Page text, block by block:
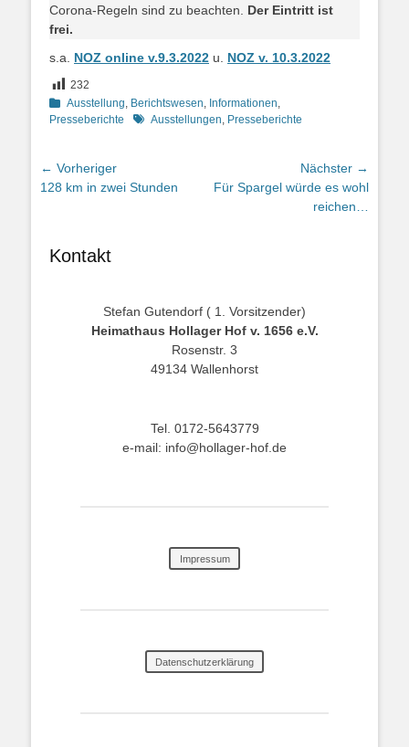
Corona-Regeln sind zu beachten. Der Eintritt ist
frei.
s.a. NOZ online v.9.3.2022 u. NOZ v. 10.3.2022
232
Kategorien
Ausstellung, Berichtswesen, Informationen,
Presseberichte
Schlagworte
Ausstellungen, Presseberichte
Beitragsnavigation
← Vorheriger
Vorheriger
128 km in zwei Stunden
Nächster →
Nächster
Für Spargel würde es wohl
reichen…
Kontakt
Stefan Gutendorf ( 1. Vorsitzender)
Heimathaus Hollager Hof v. 1656 e.V.
Rosenstr. 3
49134 Wallenhorst
Tel. 0172-5643779
e-mail: info@hollager-hof.de
Impressum
Datenschutzerklärung